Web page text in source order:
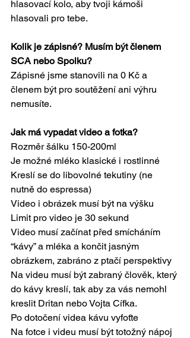
hlasovací kolo, aby tvoji kámoši
hlasovali pro tebe.
Kolik je zápisné? Musím být členem
SCA nebo Spolku?
Zápisné jsme stanovili na 0 Kč a
členem být pro soutěžení ani výhru
nemusíte.
Jak má vypadat video a fotka?
Rozměr šálku 150-200ml
Je možné mléko klasické i rostlinné
Kreslí se do libovolné tekutiny (ne
nutně do espressa)
Video i obrázek musí být na výšku
Limit pro video je 30 sekund
Video musí začínat před smícháním
“kávy” a mléka a končit jasným
obrázkem, zabráno z ptačí perspektivy
Na videu musí být zabraný člověk, který
do kávy kreslí, tak aby za vás nemohl
kreslit Dritan nebo Vojta Cífka.
Po dotočení videa kávu vyfoťte
Na fotce i videu musí být totožný nápoj